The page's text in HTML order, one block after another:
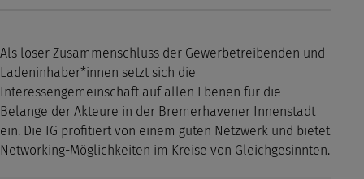
Als loser Zusammenschluss der Gewerbetreibenden und
Ladeninhaber*innen setzt sich die
Interessengemeinschaft auf allen Ebenen für die
Belange der Akteure in der Bremerhavener Innenstadt
ein. Die IG profitiert von einem guten Netzwerk und bietet
Networking-Möglichkeiten im Kreise von Gleichgesinnten.